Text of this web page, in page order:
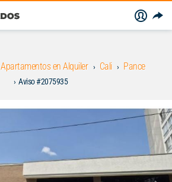
Apartamentos en Alquiler Cali Pance
Aviso #2075935